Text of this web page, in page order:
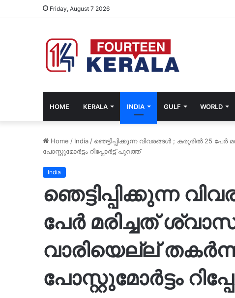
Friday, August 7 2026
HOME KERALA INDIA GULF WORLD
Home / India / ഞെട്ടിപ്പിക്കുന്ന വിവരങ്ങൾ ; കരൂരിൽ 25 പേർ
പോസ്റ്റുമോർട്ടം റിപ്പോർട്ട് പുറത്ത്
India
ഞെട്ടിപ്പിക്കുന്ന
പേർ മരിച്ചത്
വാരിയെല്ല് തകർന്ന്
പോസ്റ്റുമോർട്ടം